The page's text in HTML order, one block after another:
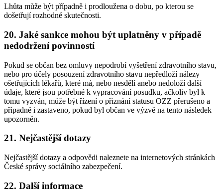
Lhůta může být případně i prodloužena o dobu, po kterou se
došetřují rozhodné skutečnosti.
20. Jaké sankce mohou být uplatněny v případě
nedodržení povinností
Pokud se občan bez omluvy nepodrobí vyšetření zdravotního stavu,
nebo pro účely posouzení zdravotního stavu nepředloží nálezy
ošetřujících lékařů, které má, nebo nesdělí anebo nedoloží další
údaje, které jsou potřebné k vypracování posudku, ačkoliv byl k
tomu vyzván, může být řízení o přiznání statusu OZZ přerušeno a
případně i zastaveno, pokud byl občan ve výzvě na tento následek
upozorněn.
21. Nejčastější dotazy
Nejčastější dotazy a odpovědi naleznete na internetových stránkách
České správy sociálního zabezpečení.
22. Další informace